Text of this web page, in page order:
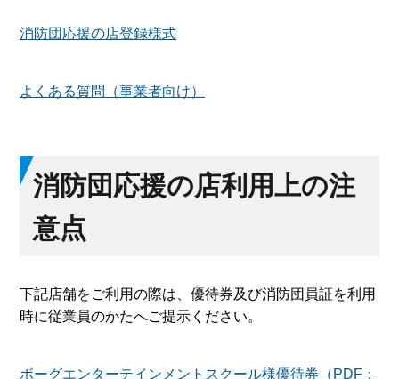
消防団応援の店登録様式
よくある質問（事業者向け）
消防団応援の店利用上の注
意点
下記店舗をご利用の際は、優待券及び消防団員証を利用
時に従業員のかたへご提示ください。
ボーグエンターテインメントスクール様優待券（PDF：